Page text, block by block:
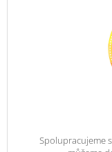
Spolupracujeme